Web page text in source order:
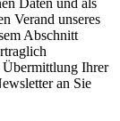
Daten und als
Verand unseres
Abschnitt
Ihrer
an Sie